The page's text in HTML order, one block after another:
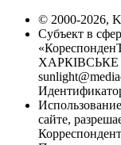
© 2000-2026,
Субъект в
ХАРКІВСЬКЕ
сайте,